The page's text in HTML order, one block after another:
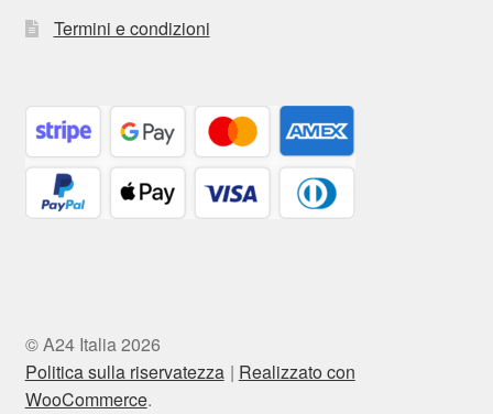
Termini e condizioni
© A24 Italia 2026
Politica sulla riservatezza
Realizzato con
WooCommerce.